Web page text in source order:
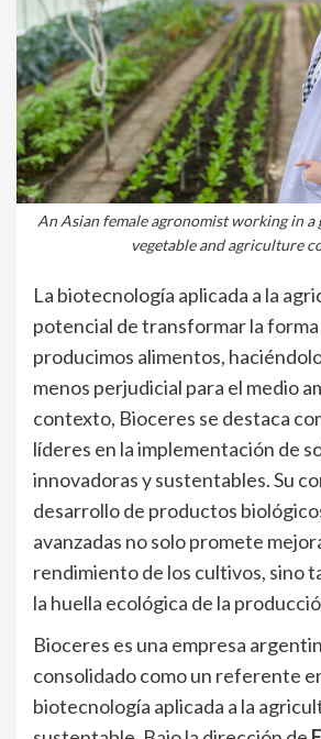
An Asian female agronomist working in a
vegetable and agriculture
La biotecnología aplicada a la
potencial de transformar la forma
producimos alimentos,
menos perjudicial para el medio
contexto, Bioceres se destaca
líderes en la implementación de
innovadoras y sustentables. Su
desarrollo de productos
avanzadas no solo promete
rendimiento de los cultivos, sino
la huella ecológica de la
Bioceres es una empresa
consolidado como un referente
biotecnología aplicada a la